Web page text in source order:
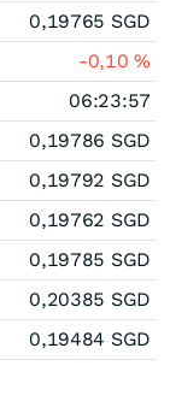
0,19765 SGD
-0,10%
06:23:57
0,19786 SGD
0,19792 SGD
0,19762 SGD
0,19785 SGD
0,20385 SGD
0,19484 SGD